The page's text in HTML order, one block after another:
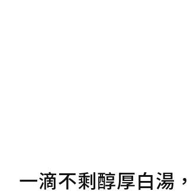
一滴不剩醇厚白湯